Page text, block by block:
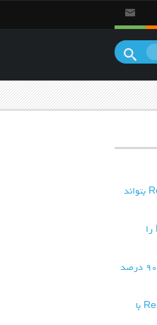
شرکت Capcom امیدوار است Resident Evil Veronica بتواند
آپدیت بعدی PS5 به طور خودکار روی مدل پرو PSSR 2 را
شرکت کپکام نگران کاهش بازار بازی‌های فیزیکی نیست: ۹۰ درصد
ویدیوی جدید بازی Resonance: A Plague Tale Legacy با